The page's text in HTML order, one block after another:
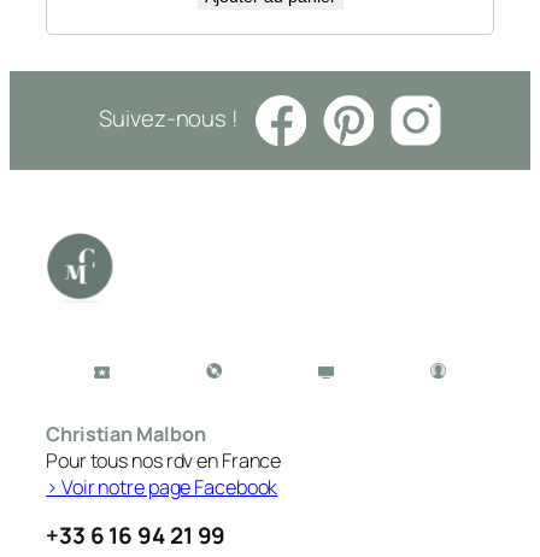
Suivez-nous !
Christian Malbon
Pour tous nos rdv en France
> Voir notre page Facebook
+33 6 16 94 21 99